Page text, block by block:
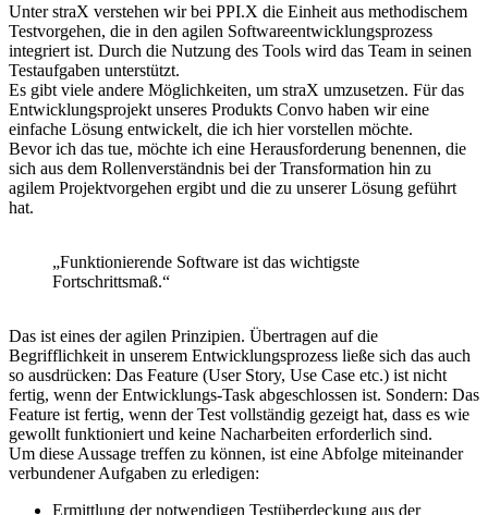
Unter straX verstehen wir bei PPI.X die Einheit aus methodischem
Testvorgehen, die in den agilen Softwareentwicklungsprozess
integriert ist. Durch die Nutzung des Tools wird das Team in seinen
Testaufgaben unterstützt.
Es gibt viele andere Möglichkeiten, um straX umzusetzen. Für das
Entwicklungsprojekt unseres Produkts Convo haben wir eine
einfache Lösung entwickelt, die ich hier vorstellen möchte.
Bevor ich das tue, möchte ich eine Herausforderung benennen, die
sich aus dem Rollenverständnis bei der Transformation hin zu
agilem Projektvorgehen ergibt und die zu unserer Lösung geführt
hat.
„Funktionierende Software ist das wichtigste
Fortschrittsmaß.“
Das ist eines der agilen Prinzipien. Übertragen auf die
Begrifflichkeit in unserem Entwicklungsprozess ließe sich das auch
so ausdrücken: Das Feature (User Story, Use Case etc.) ist nicht
fertig, wenn der Entwicklungs-Task abgeschlossen ist. Sondern: Das
Feature ist fertig, wenn der Test vollständig gezeigt hat, dass es wie
gewollt funktioniert und keine Nacharbeiten erforderlich sind.
Um diese Aussage treffen zu können, ist eine Abfolge miteinander
verbundener Aufgaben zu erledigen:
Ermittlung der notwendigen Testüberdeckung aus der